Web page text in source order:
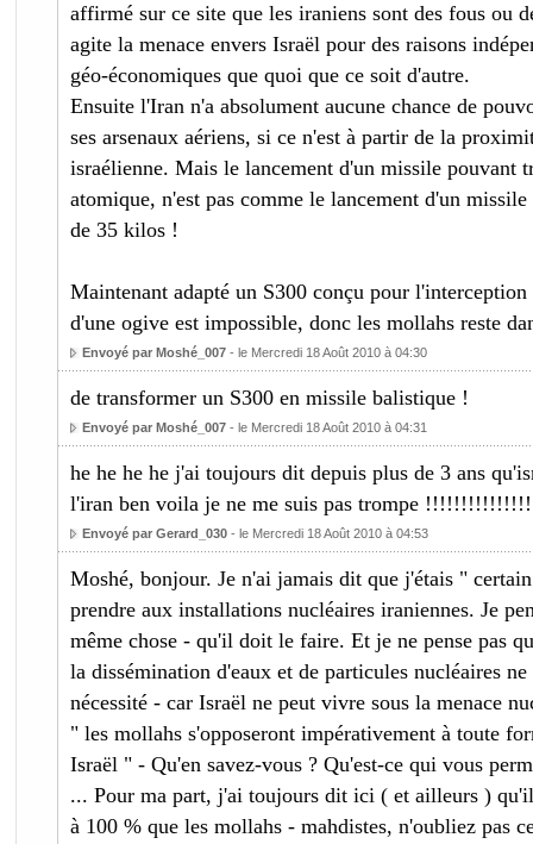
affirmé sur ce site que les iraniens sont des fous ou
agite la menace envers Israël pour des raisons
géo-économiques que quoi que ce soit d'autre.
Ensuite l'Iran n'a absolument aucune chance de
ses arsenaux aériens, si ce n'est à partir de la
israélienne. Mais le lancement d'un missile pouvant
atomique, n'est pas comme le lancement d'un
de 35 kilos !
Maintenant adapté un S300 conçu pour
d'une ogive est impossible, donc les mollahs reste
Envoyé par Moshé_007- le Mercredi 18 Août 2010 à 04:30
de transformer un S300 en missile balistique !
Envoyé par Moshé_007- le Mercredi 18 Août 2010 à 04:31
he he he he j'ai toujours dit depuis plus de 3 ans
l'iran ben voila je ne me suis pas trompe
Envoyé par Gerard_030- le Mercredi 18 Août 2010 à 04:53
Moshé, bonjour. Je n'ai jamais dit que j'étais "
prendre aux installations nucléaires iraniennes. Je
même chose - qu'il doit le faire. Et je ne pense pas
la dissémination d'eaux et de particules nucléaires
nécessité - car Israël ne peut vivre sous la menace
" les mollahs s'opposeront impérativement à toute
Israël " - Qu'en savez-vous ? Qu'est-ce qui vous
... Pour ma part, j'ai toujours dit ici ( et ailleurs )
à 100 % que les mollahs - mahdistes, n'oubliez pas